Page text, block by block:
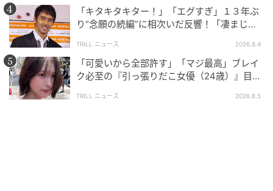
「キタキタキター！」「エグすぎ」１３年ぶ
り“念願の続編”に相次いだ反響！「凄まじく
TRILL ニュース 2026.8.4
「可愛いから全部許す」「マジ最高」ブレイ
ク必至の『引っ張りだこ女優（24歳）』目が
TRILL ニュース 2026.8.5